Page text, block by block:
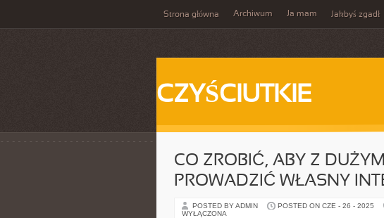
Strona główna Archiwum Ja mam Jakbyś zgadł
CZYŚCIUTKIE
CO ZROBIĆ, ABY Z
PROWADZIĆ WŁASNY
POSTED BY ADMIN POSTED ON CZE - 26 - 2025
WYŁĄCZONA